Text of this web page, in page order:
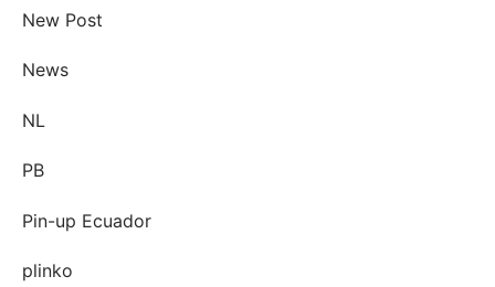
New Post
News
NL
PB
Pin-up Ecuador
plinko